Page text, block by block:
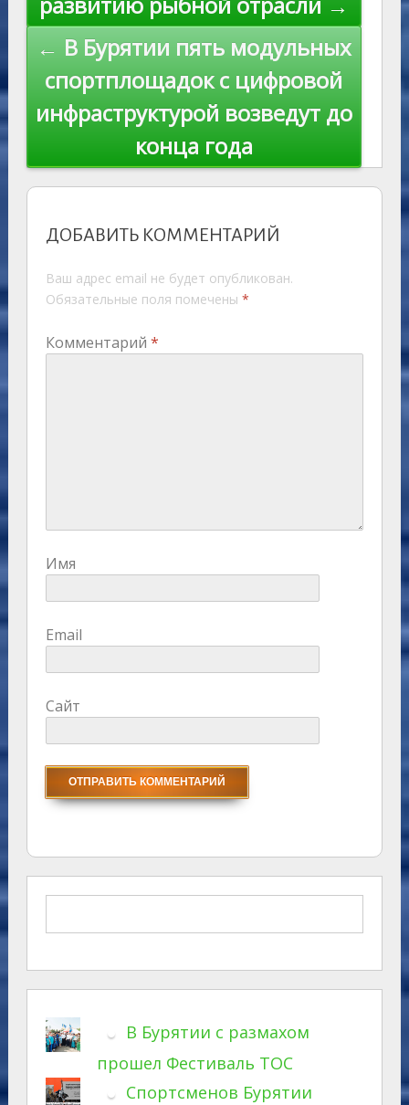
← В Бурятии пять модульных
спортплощадок с цифровой
инфраструктурой возведут до
конца года
ДОБАВИТЬ КОММЕНТАРИЙ
Ваш адрес email не будет опубликован.
Обязательные поля помечены *
Комментарий *
Имя
Email
Сайт
В Бурятии с размахом
прошел Фестиваль ТОС
Спортсменов Бурятии